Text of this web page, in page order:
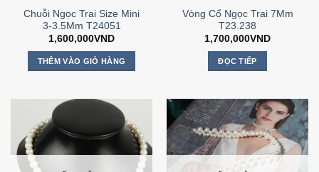
Chuỗi Ngọc Trai Size Mini
3-3.5Mm T24051
1,600,000VND
THÊM VÀO GIỎ HÀNG
Vòng Cổ Ngọc Trai 7Mm
T23.238
1,700,000VND
ĐỌC TIẾP